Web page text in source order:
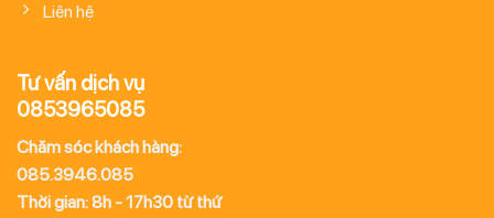
Liên hệ
Tư vấn dịch vụ
0853965085
Chăm sóc khách hàng:
085.3946.085
Thời gian: 8h - 17h30 từ thứ